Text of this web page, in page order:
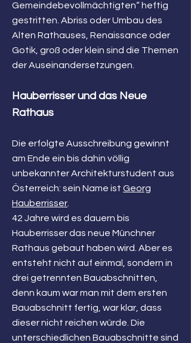
Gemeindebevollmächtigten“ heftig
gestritten. Abriss oder Umbau des
Alten Rathauses, Renaissance oder
Gotik, groß oder klein sind die Themen
der Auseinandersetzungen.
Hauberrisser und das Neue
Rathaus
Die erfolgte Ausschreibung gewinnt
am Ende ein bis dahin völlig
unbekannter Architekturstudent aus
Österreich: sein Name ist Georg
Hauberrisser
42 Jahre wird es dauern bis
Hauberrisser das neue Münchner
Rathaus gebaut haben wird. Aber es
entsteht nicht auf einmal, sondern in
drei getrennten Bauabschnitten,
denn kaum war man mit dem ersten
Bauabschnitt fertig, war klar, dass
dieser nicht reichen würde. Die
unterschiedlichen Bauabschnitte sind